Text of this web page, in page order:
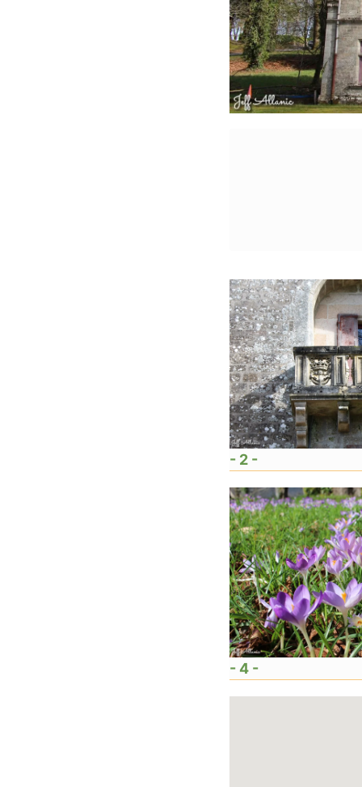
- 2 -
- 4 -